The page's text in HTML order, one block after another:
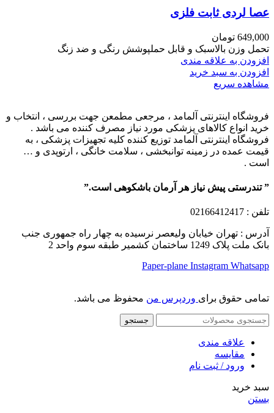
عصا لردی ثابت فلزی
649,000 تومان
تحمل وزن بالاسبک و قابل حملپوشش رنگی و ضد زنگ
افزودن به علاقه مندی
افزودن به سبد خرید
مشاهده سریع
فروشگاه اینترنتی آلمامد ، مرجعی مطمعن جهت بررسی ، انتخاب و
خرید انواع کالاهای پزشکی مورد نیاز مصرف کننده می باشد .
فروشگاه اینترنتی آلمامد توزیع کننده کلیه تجهیزات پزشکی ، به
قیمت عمده در زمینه توانبخشی ، سلامت خانگی ، ارتوپدی و …
است .
” تندرستی پیش نیاز هر آرمان باشکوهی است.”
تلفن : 02166412417
آدرس : تهران خیابان ولیعصر نرسیده به چهار راه جمهوری جنب
بانک ملت پلاک 1249 ساختمان کشمیر طبقه سوم واحد 2
Paper-plane Instagram Whatsapp
تمامی حقوق برای وردپرس من محفوظ می باشد.
جستجو
علاقه مندی
مقایسه
ورود / ثبت نام
سبد خرید
بستن